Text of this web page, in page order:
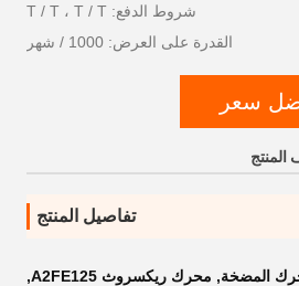
شروط الدفع: T / T ، T / T
القدرة على العرض: 1000 / شهر
سعر
تفاصيل المنتج
, محرك ريكسروث A2FE125
,